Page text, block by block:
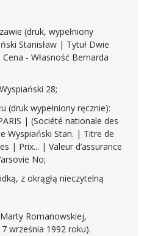
(druk, wypełniony
Stanisław | Tytuł Dwie
- Własność Bernarda
28;
(druk wypełniony ręcznie):
| (Société nationale des
Wyspiański Stan. | Titre de
| Prix... | Valeur d’assurance
No;
z okrągłą nieczytelną
Romanowskiej,
września 1992 roku).